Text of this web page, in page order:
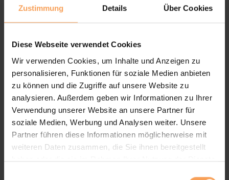
Zustimmung Details Über Cookies
Diese Webseite verwendet Cookies
Wir verwenden Cookies, um Inhalte und Anzeigen zu
personalisieren, Funktionen für soziale Medien anbieten
zu können und die Zugriffe auf unsere Website zu
analysieren. Außerdem geben wir Informationen zu Ihrer
Verwendung unserer Website an unsere Partner für
soziale Medien, Werbung und Analysen weiter. Unsere
Partner führen diese Informationen möglicherweise mit
weiteren Daten zusammen, die Sie ihnen bereitgestellt
haben oder die sie im Rahmen Ihrer Nutzung der Dienste
Kindersicherheit Einbruchschutz
Bei der Nutzung von innenliegendem
Sonnenschutz besteht immer ein gewisses
Risiko.Kleinkinderkönnten sichan den
Schnur- und Kettenbedienungen verletzen
Diese müssen deswegen nach DIN EN 13120
speziellgesichertund außerhalb der